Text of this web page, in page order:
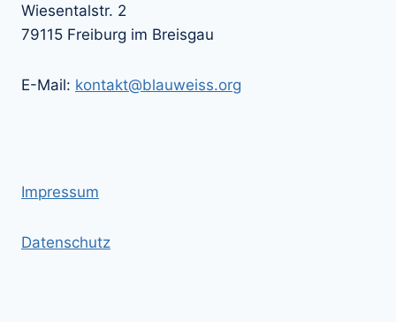
Wiesentalstr. 2
79115 Freiburg im Breisgau
E-Mail: kontakt@blauweiss.org
Impressum
Datenschutz